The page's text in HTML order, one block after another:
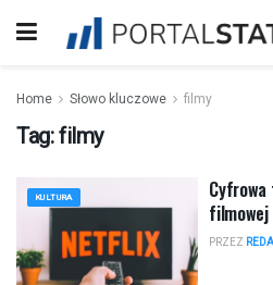
Home Słowo kluczowe filmy
Tag:filmy
KULTURA
filmowej
PRZEZ